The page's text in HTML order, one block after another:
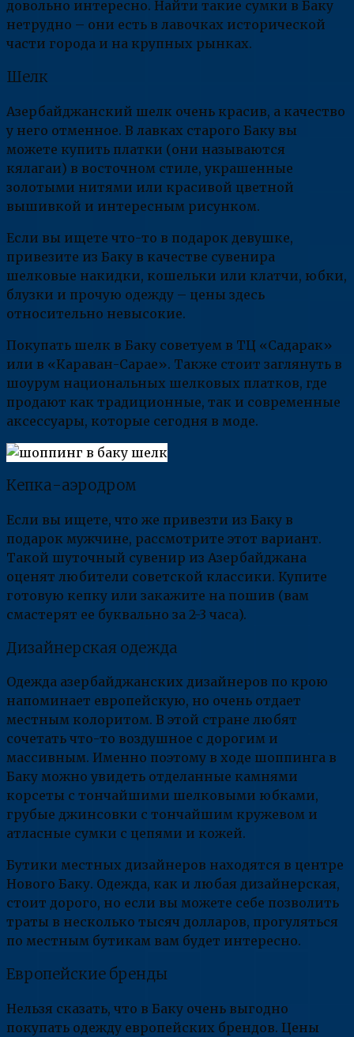
довольно интересно. Найти такие сумки в Баку
нетрудно – они есть в лавочках исторической
части города и на крупных рынках.
Шелк
Азербайджанский шелк очень красив, а качество
у него отменное. В лавках старого Баку вы
можете купить платки (они называются
кялагаи) в восточном стиле, украшенные
золотыми нитями или красивой цветной
вышивкой и интересным рисунком.
Если вы ищете что-то в подарок девушке,
привезите из Баку в качестве сувенира
шелковые накидки, кошельки или клатчи, юбки,
блузки и прочую одежду – цены здесь
относительно невысокие.
Покупать шелк в Баку советуем в ТЦ «Садарак»
или в «Караван-Сарае». Также стоит заглянуть в
шоурум национальных шелковых платков, где
продают как традиционные, так и современные
аксессуары, которые сегодня в моде.
Кепка-аэродром
Если вы ищете, что же привезти из Баку в
подарок мужчине, рассмотрите этот вариант.
Такой шуточный сувенир из Азербайджана
оценят любители советской классики. Купите
готовую кепку или закажите на пошив (вам
смастерят ее буквально за 2-3 часа).
Дизайнерская одежда
Одежда азербайджанских дизайнеров по крою
напоминает европейскую, но очень отдает
местным колоритом. В этой стране любят
сочетать что-то воздушное с дорогим и
массивным. Именно поэтому в ходе шоппинга в
Баку можно увидеть отделанные камнями
корсеты с тончайшими шелковыми юбками,
грубые джинсовки с тончайшим кружевом и
атласные сумки с цепями и кожей.
Бутики местных дизайнеров находятся в центре
Нового Баку. Одежда, как и любая дизайнерская,
стоит дорого, но если вы можете себе позволить
траты в несколько тысяч долларов, прогуляться
по местным бутикам вам будет интересно.
Европейские бренды
Нельзя сказать, что в Баку очень выгодно
покупать одежду европейских брендов. Цены